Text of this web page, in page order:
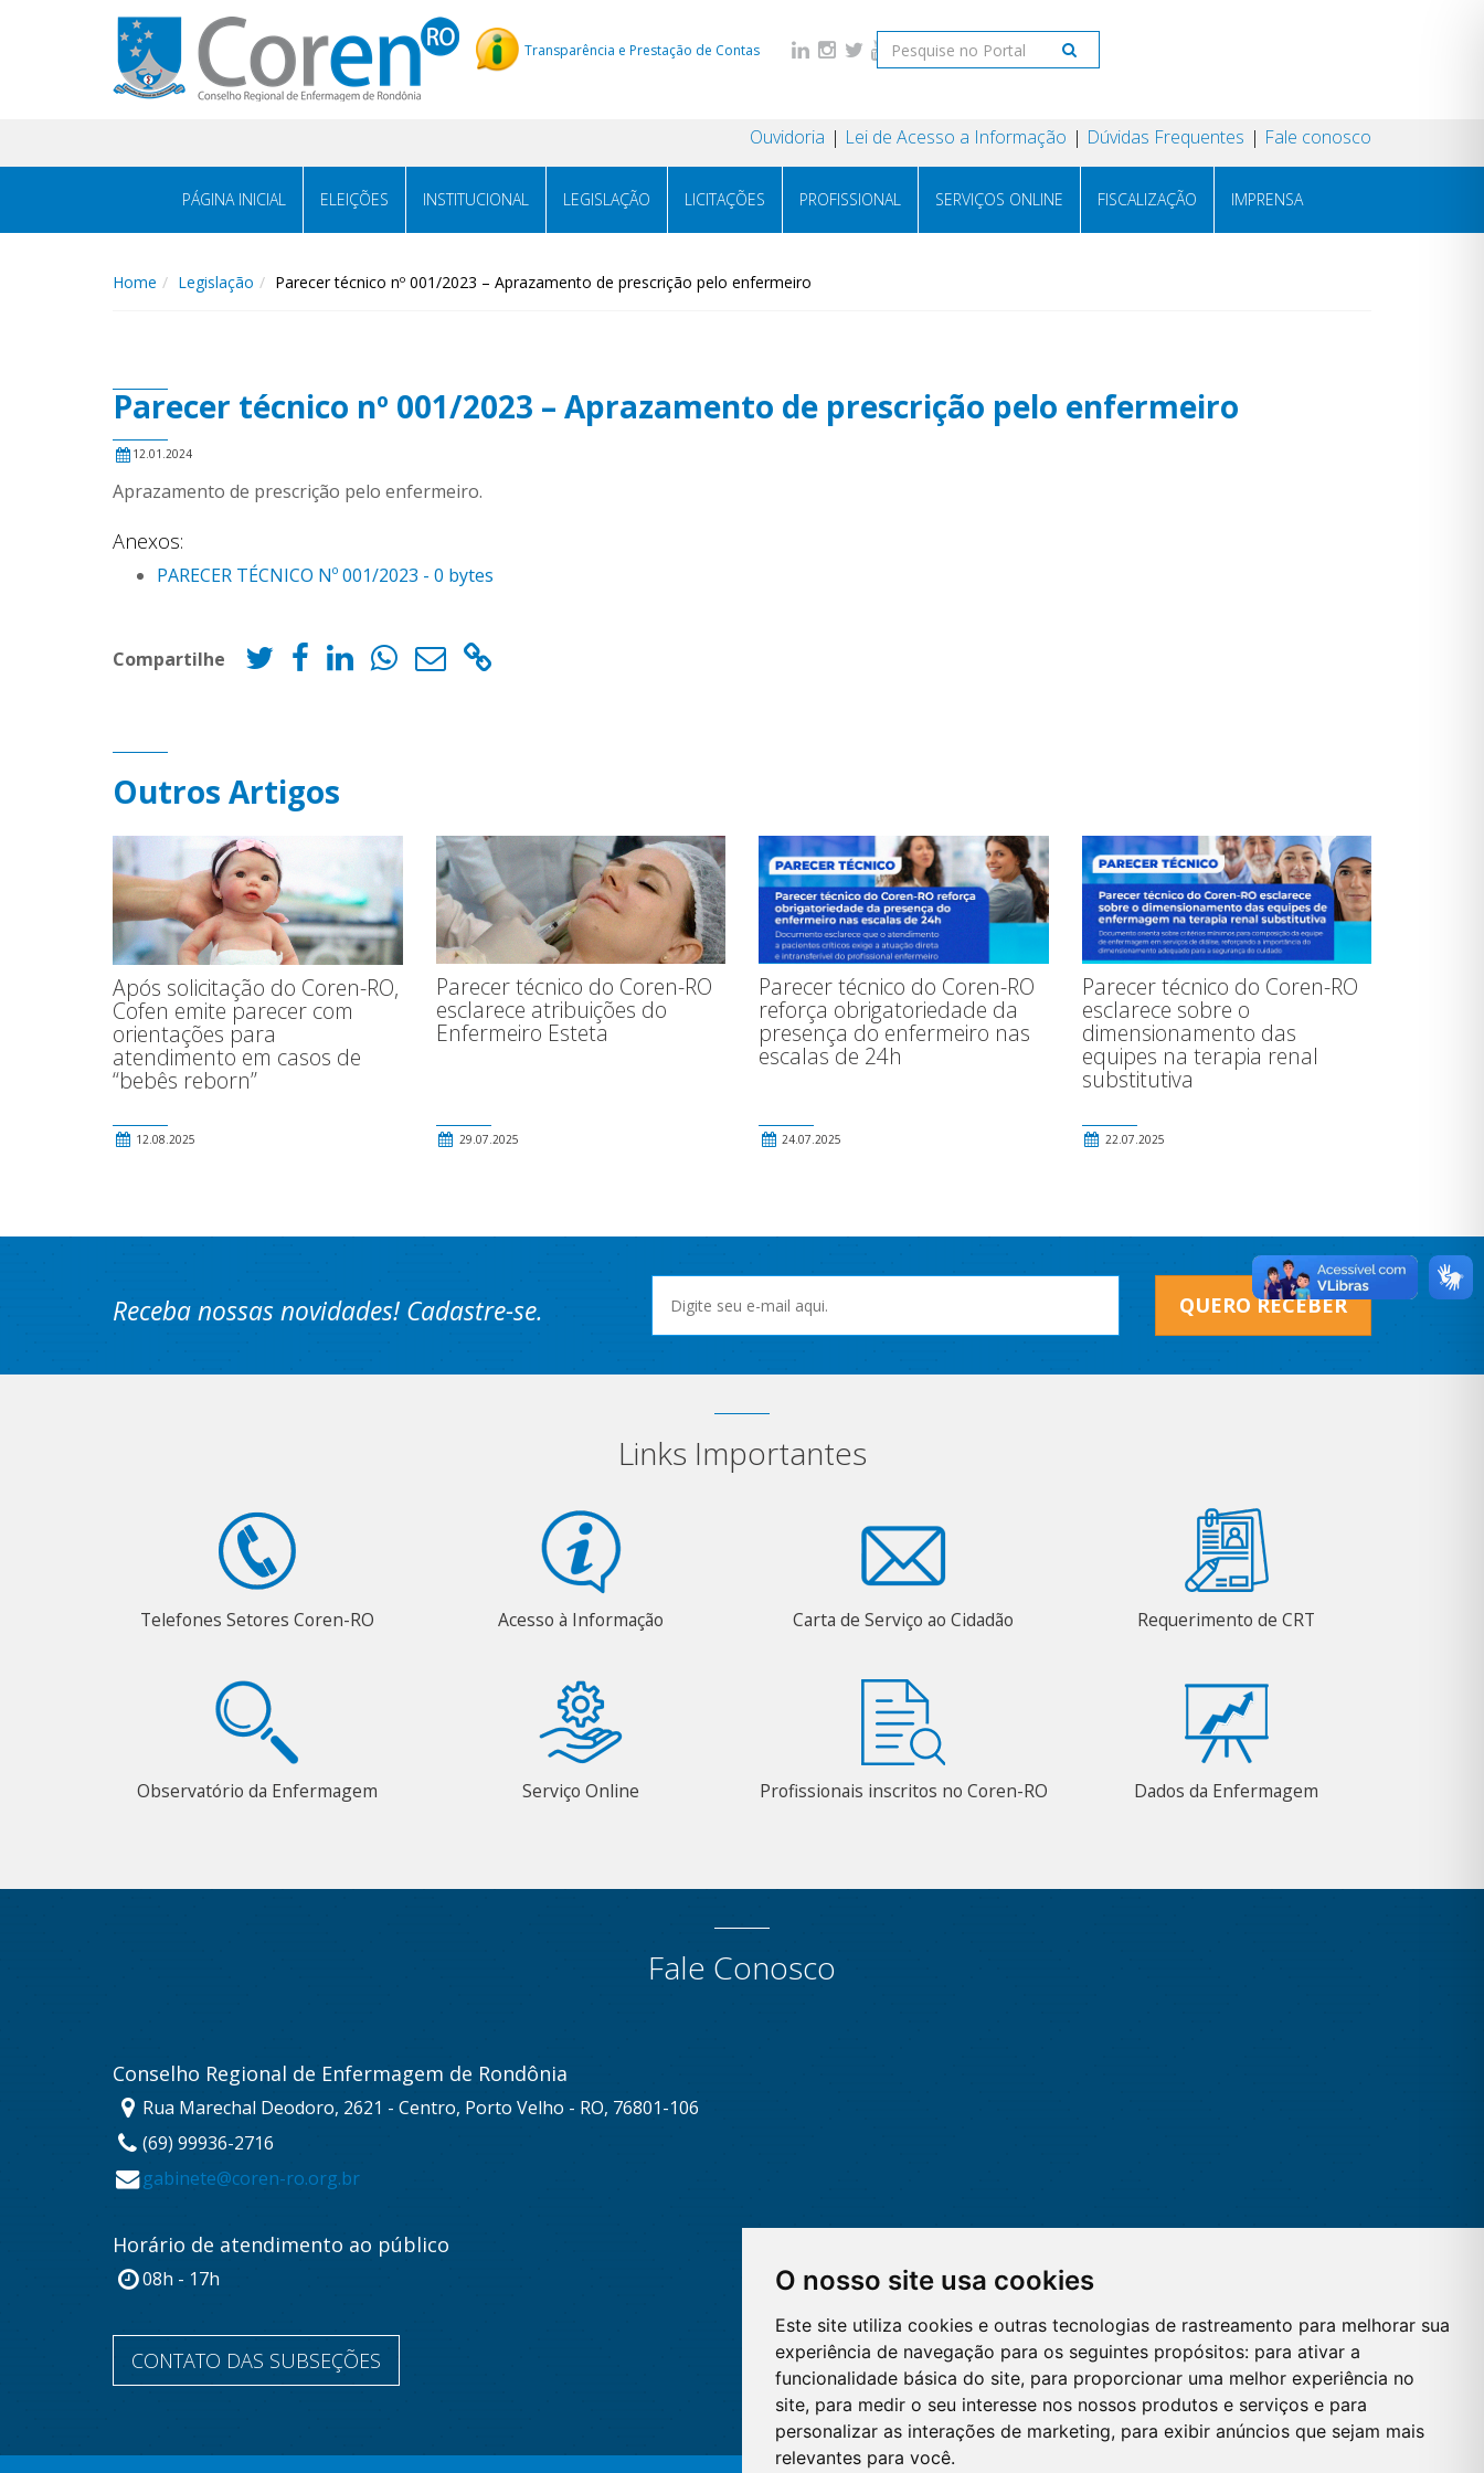
O nosso site usa cookies
Este site utiliza cookies e outras tecnologias de rastreamento para melhorar sua
experiência de navegação para os seguintes propósitos: para ativar a
funcionalidade básica do site, para proporcionar uma melhor experiência no
site, para medir o seu interesse nos nossos produtos e serviços e para
personalizar as interações de marketing, para exibir anúncios que sejam mais
relevantes para você.
Transparência e Prestação de Contas
Ouvidoria Lei de Acesso a Informação Dúvidas Frequentes Fale conosco
PÁGINA INICIAL ELEIÇÕES INSTITUCIONAL LEGISLAÇÃO LICITAÇÕES PROFISSIONAL SERVIÇOS ONLINE FISCALIZAÇÃO IMPRENSA
Home Legislação Parecer técnico nº 001/2023 – Aprazamento de prescrição pelo enfermeiro
Parecer técnico nº 001/2023 – Aprazamento de prescrição pelo enfermeiro
12.01.2024
Aprazamento de prescrição pelo enfermeiro.
Anexos:
PARECER TÉCNICO Nº 001/2023 - 0 bytes
Compartilhe
Outros Artigos
Após solicitação do Coren-RO,
Cofen emite parecer com
orientações para
atendimento em casos de
“bebês reborn”
12.08.2025
Parecer técnico do Coren-RO
esclarece atribuições do
Enfermeiro Esteta
29.07.2025
Parecer técnico do Coren-RO
reforça obrigatoriedade da
presença do enfermeiro nas
escalas de 24h
24.07.2025
Parecer técnico do Coren-RO
esclarece sobre o
dimensionamento das
equipes na terapia renal
substitutiva
22.07.2025
Receba nossas novidades! Cadastre-se. QUERO RECEBER
Links Importantes
Telefones Setores Coren-RO Acesso à Informação Carta de Serviço ao Cidadão Requerimento de CRT
Observatório da Enfermagem Serviço Online Profissionais inscritos no Coren-RO Dados da Enfermagem
Fale Conosco
Conselho Regional de Enfermagem de Rondônia
Rua Marechal Deodoro, 2621 - Centro, Porto Velho - RO, 76801-106
(69) 99936-2716
gabinete@coren-ro.org.br
Horário de atendimento ao público
08h - 17h
CONTATO DAS SUBSEÇÕES